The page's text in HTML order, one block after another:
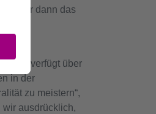
der dann das
Er verfügt über
in der
zu meistern“,
wir ausdrücklich,